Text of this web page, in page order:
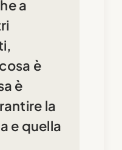
a
è
è
la
e quella